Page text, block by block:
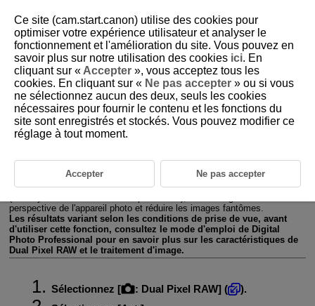
D375-060
Dual Pixel RAW
La prise de vue d'images ou
avec cette fonction activée
produit des images Dual Pixel RAW spéciales contenant des
Professional pour appareils photo EOS, vous pouvez tirer parti des
données double pixel pour régler avec précision la résolution apparente
perspective de l'appareil photo et réduire les images fantômes.
Les résultats variant selon les conditions de prise de vue, avant
d'utiliser cette fonction, consultez le mode d'emploi de Digital
Photo Professional pour en savoir plus sur les caractéristiques de
Dual Pixel RAW et le traitement d'image.
Sélectionnez [ : Dual Pixel RAW] (
).
Ce site (cam.start.canon) utilise des cookies pour
optimiser votre expérience utilisateur et analyser le
fonctionnement et l'amélioration du site. Vous pouvez en
savoir plus sur notre utilisation des cookies ici. En
cliquant sur « Accepter », vous acceptez tous les
cookies. En cliquant sur « Ne pas accepter » ou si vous
ne sélectionnez aucun des deux, seuls les cookies
nécessaires pour fournir le contenu et les fonctions du
site sont enregistrés et stockés. Vous pouvez modifier ce
réglage à tout moment.
Accepter Ne pas accepter